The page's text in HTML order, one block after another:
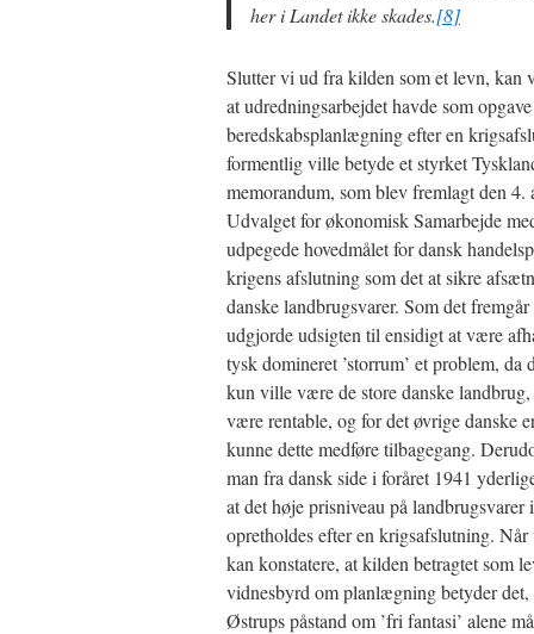
her i Landet ikke skades.[8]
Slutter vi ud fra kilden som et levn, kan
at udredningsarbejdet havde som
beredskabsplanlægning efter en
formentlig ville betyde et styrket
memorandum, som blev fremlagt den
Udvalget for økonomisk Samarbejde
udpegede hovedmålet for dansk
krigens afslutning som det at sikre
danske landbrugsvarer. Som det
udgjorde udsigten til ensidigt at være
tysk domineret ’storrum’ et problem, da
kun ville være de store danske
være rentable, og for det øvrige danske
kunne dette medføre tilbagegang.
man fra dansk side i foråret 1941
at det høje prisniveau på landbrugsvarer
opretholdes efter en krigsafslutning.
kan konstatere, at kilden betragtet som
vidnesbyrd om planlægning betyder
Østrups påstand om ’fri fantasi’ alene